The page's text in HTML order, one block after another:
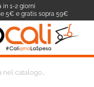
in 1-2 giorni
5€ e gratis sopra 59€